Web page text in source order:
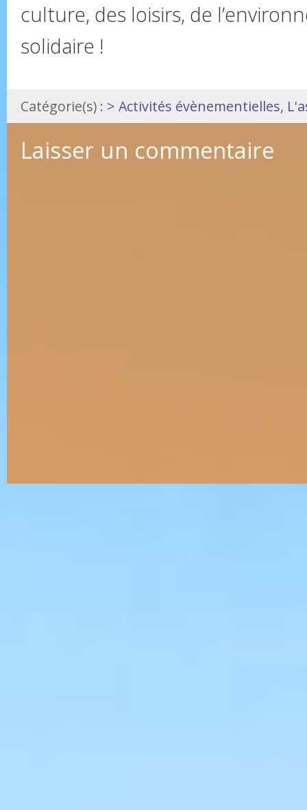
culture, des loisirs, de
solidaire !
Catégorie(s) : > Activités évènementielles,
Laisser un commentaire